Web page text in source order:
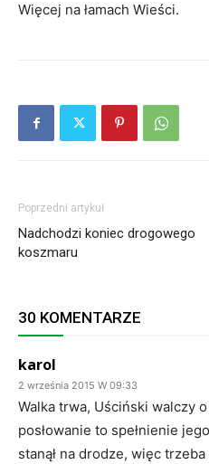
Więcej na łamach Wieści.
Poprzedni artykuł
Nadchodzi koniec drogowego
koszmaru
30 KOMENTARZE
karol
2 września 2015 W 09:33
Walka trwa, Uściński walczy
posłowanie to spełnienie
stanął na drodze, więc